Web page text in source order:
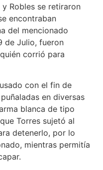
Robles se retiraron
encontraban
del mencionado
de Julio, fueron
corrió para
con el fin de
en diversas
blanca de tipo
Torres sujetó al
detenerlo, por lo
mientras permitía